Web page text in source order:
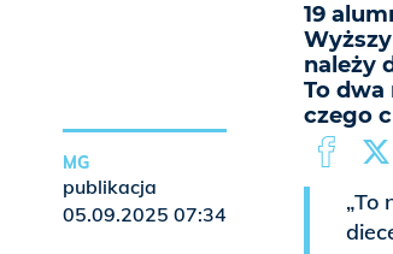
19
należy
To dwa
czego
„To
MG
publikacja
05.09.2025 07:34